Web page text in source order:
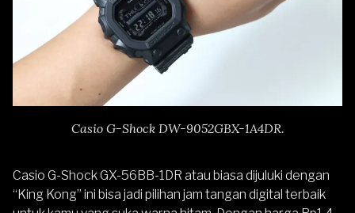
Casio G-Shock DW-9052GBX-1A4DR.
Casio G-Shock GX-56BB-1DR atau biasa dijuluki dengan
“King Kong” ini bisa jadi pilihan jam tangan digital terbaik